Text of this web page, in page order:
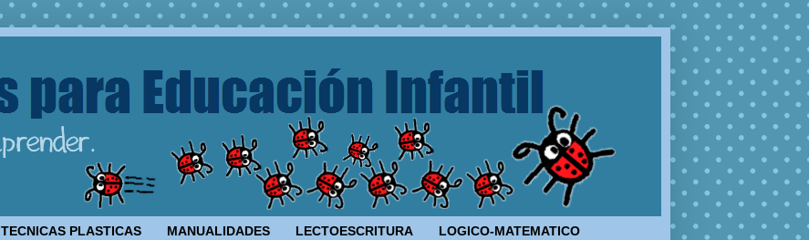
TECNICAS PLASTICAS MANUALIDADES LECTOESCRITURA LOGICO-MATEMATICO